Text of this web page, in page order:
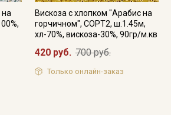
Вискоза с хлопком "Арабис на
горчичном", СОРТ2, ш.1.45м,
хл-70%, вискоза-30%, 90гр/м.кв
420 руб. 700 руб.
Только онлайн-заказ